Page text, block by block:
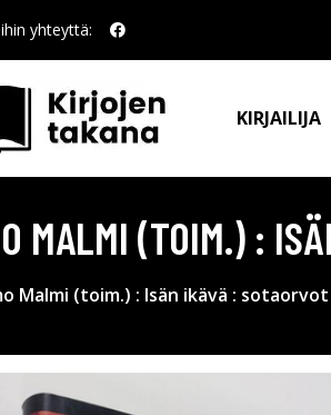
yhteyttä:
KIRJAILIJA
MALMI (TOIM.) :
Malmi (toim.) : Isän ikävä :